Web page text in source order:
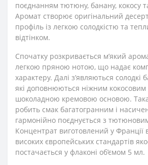
поєднанням тютюну, банану, кокосу
Аромат створює оригінальний
профіль із легкою солодкістю та
відтінком.
Спочатку розкривається м’який
легкою пряною нотою, що надає
характеру. Далі з’являються солодкі
які доповнюються ніжним кокосовим
шоколадною кремовою основою. Така
робить смак багатогранним і
гармонійно поєднується з
Концентрат виготовлений у Франції
високих європейських стандартів
постачається у флаконі об’ємом 5 мл.